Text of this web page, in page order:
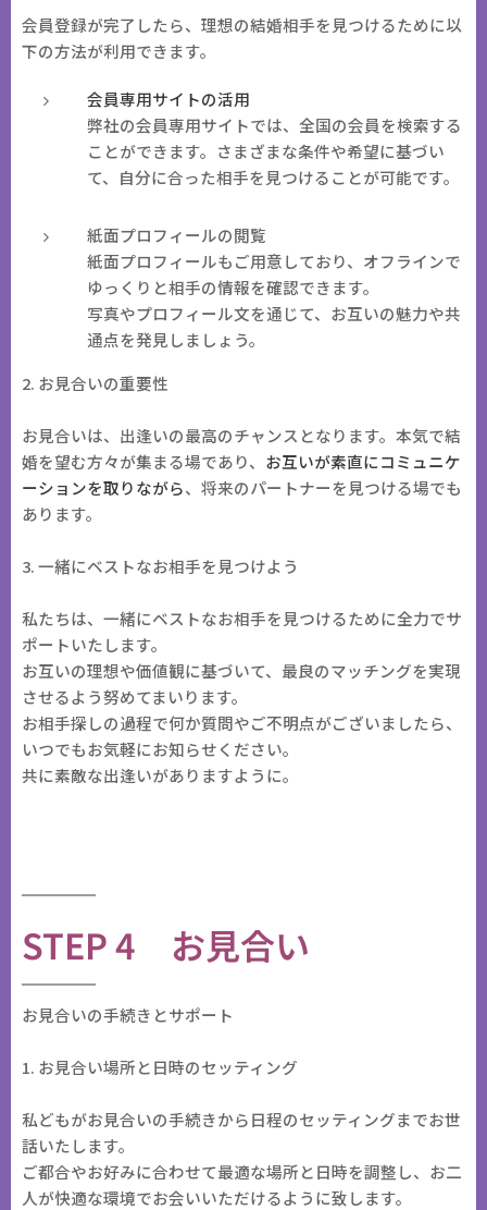
会員登録が完了したら、理想の結婚相手を見つけるために以
下の方法が利用できます。
会員専用サイトの活用
弊社の会員専用サイトでは、全国の会員を検索する
ことができます。さまざまな条件や希望に基づい
て、自分に合った相手を見つけることが可能です。
紙面プロフィールの閲覧
紙面プロフィールもご用意しており、オフラインで
ゆっくりと相手の情報を確認できます。
写真やプロフィール文を通じて、お互いの魅力や共
通点を発見しましょう。
2. お見合いの重要性
お見合いは、出逢いの最高のチャンスとなります。本気で結
婚を望む方々が集まる場であり、 お互いが素直にコミュニケ
ーションを取りながら、将来のパートナーを見つける場でも
あります。
3. 一緒にベストなお相手を見つけよう
私たちは、一緒にベストなお相手を見つけるために全力でサ
ポートいたします。
お互いの理想や価値観に基づいて、最良のマッチングを実現
させるよう努めてまいります。
お相手探しの過程で何か質問やご不明点がございましたら、
いつでもお気軽にお知らせください。
共に素敵な出逢いがありますように。
STEP 4 お見合い
お見合いの手続きとサポート
1. お見合い場所と日時のセッティング
私どもがお見合いの手続きから日程のセッティングまでお世
話いたします。
ご都合やお好みに合わせて最適な場所と日時を調整し、お二
人が快適な環境でお会いいただけるように致します。